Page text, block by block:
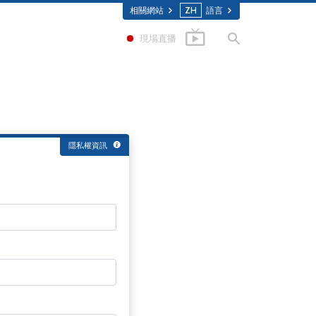
相關網站 ZH 語言
現場直播
隱私權資訊